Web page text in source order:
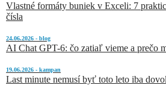
Vlastné formáty buniek v Exceli: 7
čísla
24.06.2026 - blog
AI Chat GPT-6: čo zatiaľ vieme a prečo
19.06.2026 - kampan
Last minute nemusí byť toto leto iba